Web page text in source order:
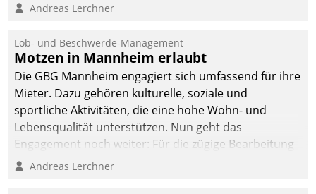
Andreas Lerchner
Lob- und Beschwerde-Management
Motzen in Mannheim erlaubt
Die GBG Mannheim engagiert sich umfassend für ihre
Mieter. Dazu gehören kulturelle, soziale und
sportliche Aktivitäten, die eine hohe Wohn- und
Lebensqualität unterstützen. Nun geht das
Engagement noch weiter: Für die zügige Bearbeitung
von Beschwerden – oder Lob – richtet das
Andreas Lerchner